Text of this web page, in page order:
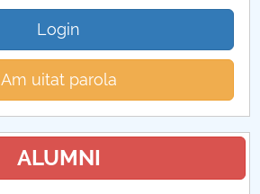
Login
Am uitat parola
ALUMNI